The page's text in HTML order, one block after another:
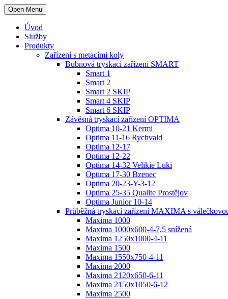
Open Menu
Úvod
Služby
Produkty
Zařízení s metacími koly
Bubnová tryskací zařízení SMART
Smart 1
Smart 2
Smart 2 SKIP
Smart 4 SKIP
Smart 6 SKIP
Závěsná tryskací zařízení OPTIMA
Optima 10-21 Kermi
Optima 11-16 Rychvald
Optima 12-17
Optima 12-22
Optima 14-32 Velikie Luki
Optima 17-30 Bzenec
Optima 20-23-Y-3-12
Optima 25-35 Qualite Prostějov
Optima Junior 10-14
Průběžná tryskací zařízení MAXIMA s
Maxima 1000
Maxima 1000x600-4-7,5 snížená
Maxima 1250x1000-4-11
Maxima 1500
Maxima 1550x750-4-11
Maxima 2000
Maxima 2120x650-6-11
Maxima 2150x1050-6-12
Maxima 2500